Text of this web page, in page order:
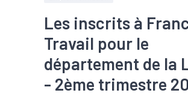
Les inscrits à
Travail pour le
département de la
- 2ème trimestre